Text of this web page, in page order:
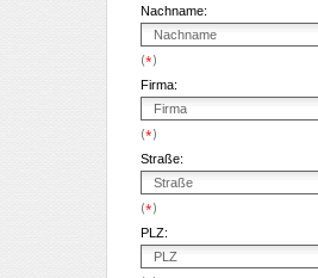
Nachname:
(*)
Firma:
(*)
Straße:
(*)
PLZ: